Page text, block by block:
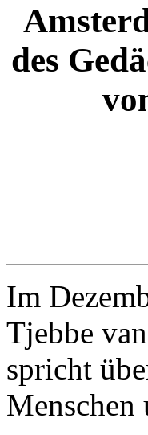
des
Im
Tjebbe
spricht
Menschen